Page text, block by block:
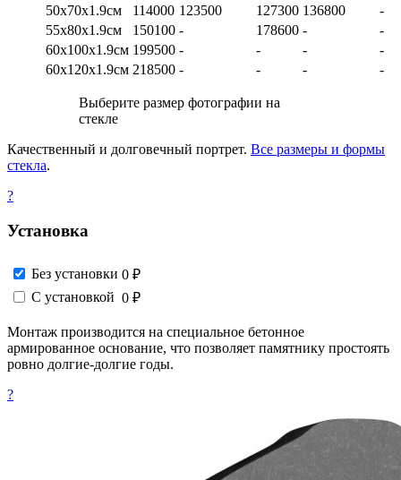
50х70х1.9см
114000 123500 127300 136800
-
55х80х1.9см
150100 - 178600 -
-
60х100х1.9см 199500 - - -
-
60х120х1.9см 218500 - - - -
Выберите размер фотографии на
стекле
Качественный и долговечный портрет. Все размеры и формы
стекла.
?
Установка
Без установки 0 ₽
С установкой 0 ₽
Монтаж производится на специальное бетонное
армированное основание, что позволяет памятнику простоять
ровно долгие-долгие годы.
?